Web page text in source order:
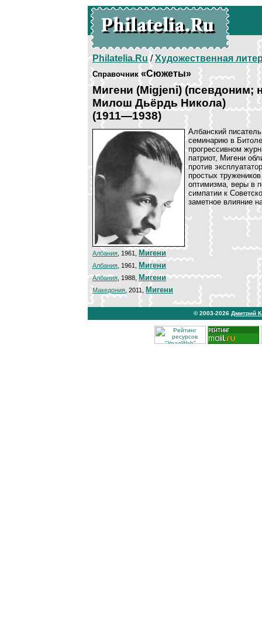
Philatelia.Ru/Художественная
Справочник«Сюжеты»
Мигени (Migjeni)
Милош Дьёрдь Никола)
(1911—1938)
Албанский
семинарию в
прогрессивном
патриот, Мигени
против
простых
оптимизма, веры в
симпатии к
заметное влияние
Албания , 1961, Мигени
Албания , 1961, Мигени
Албания , 1988, Мигени
Македония , 2011, Мигени
© 2003-2026 Дмитрий